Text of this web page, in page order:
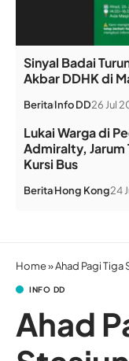
Sinyal Badai
Akbar DDHK di
BeritaInfo DD26 Jul
Lukai Warga di
Admiralty, Jarum
Kursi Bus
BeritaHong Kong24
Home»Ahad Pagi Tiga
INFO DD
Ahad